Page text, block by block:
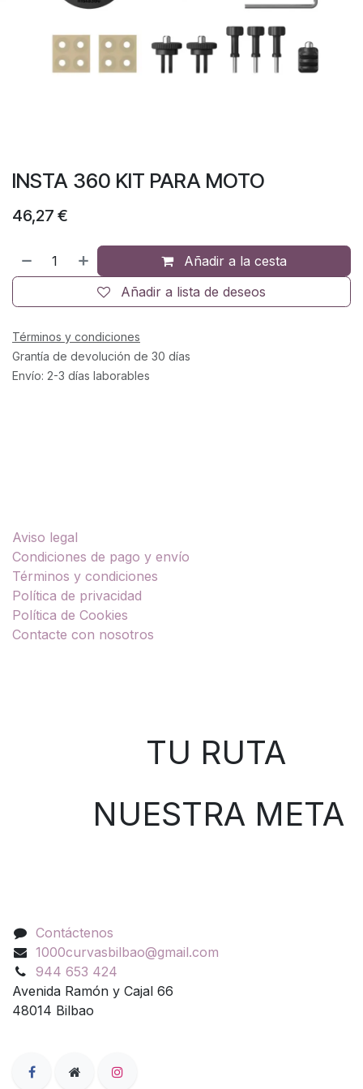
INSTA 360 KIT PARA MOTO
46,27 €
Añadir a la cesta
Añadir a lista de deseos
Términos y condiciones
Grantía de devolución de 30 días
Envío: 2-3 días laborables
Aviso legal
Condiciones de pago y envío
Términos y condiciones
Política de privacidad
Política de Cookies
Contacte con nosotros
TU RUTA
NUESTRA META
Contáctenos
1000curvasbilbao@gmail.com
944 653 424
Avenida Ramón y Cajal 66
48014 Bilbao